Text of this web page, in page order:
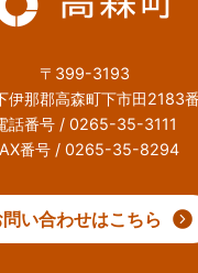
〒399-3193
伊那郡高森町下市田2183
話番号 / 0265-35-3111
番号 / 0265-35-8294
問い合わせはこちら